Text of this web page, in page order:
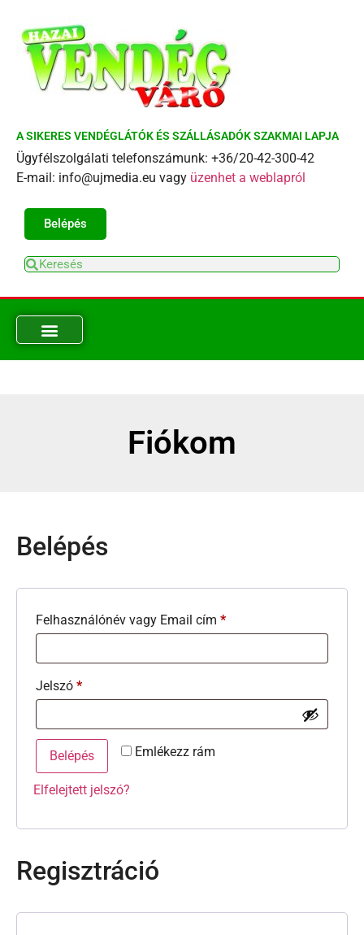
A SIKERES VENDÉGLÁTÓK ÉS SZÁLLÁSADÓK SZAKMAI LAPJA
Ügyfélszolgálati telefonszámunk: +36/20-42-300-42
E-mail: info@ujmedia.eu vagy üzenhet a weblapról
Belépés
Fiókom
Belépés
Felhasználónév vagy Email cím *
Jelszó *
Emlékezz rám
Belépés
Elfelejtett jelszó?
Regisztráció